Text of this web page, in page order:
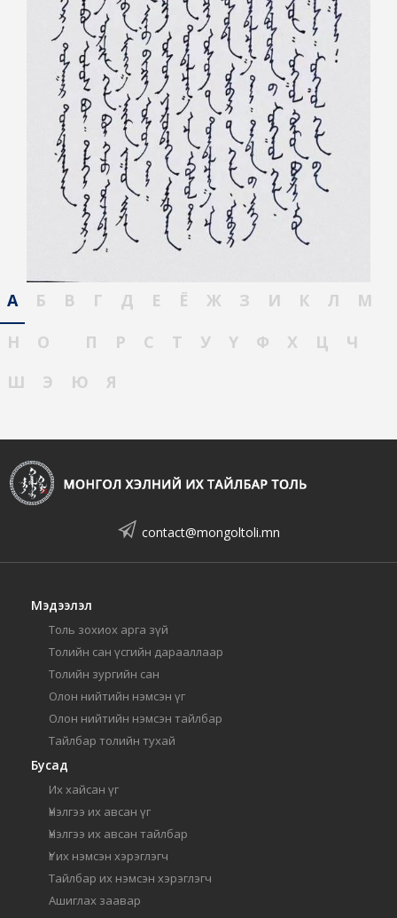
А Б В Г Д Е Ё Ж З И К Л
М
Н
О П Р С Т У Ү Ф Х Ц
Ч
Ш
Э Ю Я
contact@mongoltoli.mn
Мэдээлэл
Толь зохиох арга зүй
Толийн сан үсгийн дарааллаар
Толийн зургийн сан
Олон нийтийн нэмсэн үг
Олон нийтийн нэмсэн тайлбар
Тайлбар толийн тухай
Бусад
Их хайсан үг
Үнэлгээ их авсан үг
Үнэлгээ их авсан тайлбар
Үг их нэмсэн хэрэглэгч
Тайлбар их нэмсэн хэрэглэгч
Ашиглах заавар